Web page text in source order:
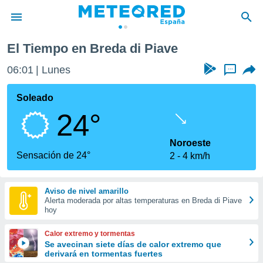
de
por
que se
calidad.
a este
las
y
forma
digital
basada
El Tiempo en Breda di Piave
06:01 Lunes ...
Soleado
24°
Sensación de 24°
Noroeste
2
4 km/h
Aviso de nivel amarillo
Alerta moderada por altas temperaturas en Breda di Piave
hoy
Calor extremo y tormentas
Se avecinan siete días de calor extremo que
derivará en tormentas fuertes